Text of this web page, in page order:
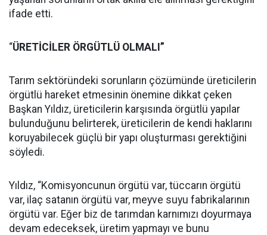
ifade etti.
“ÜRETİCİLER ÖRGÜTLÜ OLMALI”
Tarım sektöründeki sorunların çözümünde üreticilerin
örgütlü hareket etmesinin önemine dikkat çeken
Başkan Yıldız, üreticilerin karşısında örgütlü yapılar
bulunduğunu belirterek, üreticilerin de kendi haklarını
koruyabilecek güçlü bir yapı oluşturması gerektiğini
söyledi.
Yıldız, “Komisyoncunun örgütü var, tüccarın örgütü
var, ilaç satanın örgütü var, meyve suyu fabrikalarının
örgütü var. Eğer biz de tarımdan karnımızı doyurmaya
devam edeceksek, üretim yapmayı ve bunu